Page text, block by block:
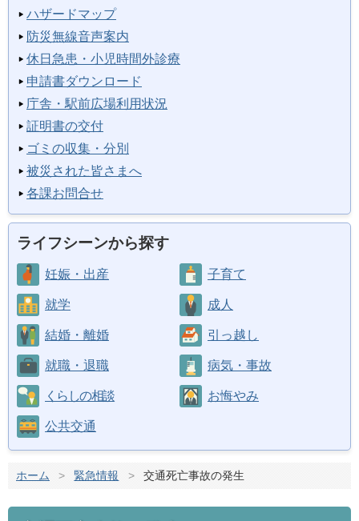
ハザードマップ
防災無線音声案内
休日急患・小児時間外診療
申請書ダウンロード
庁舎・駅前広場利用状況
証明書の交付
ゴミの収集・分別
被災された皆さまへ
各課お問合せ
ライフシーンから探す
妊娠・出産 子育て
就学 成人
結婚・離婚 引っ越し
就職・退職 病気・事故
くらしの相談 お悔やみ
公共交通
ホーム > 緊急情報 > 交通死亡事故の発生